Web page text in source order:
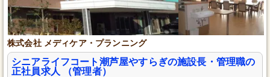
株式会社 メディケア・プランニング
シニアライフコート潮芦屋やすらぎの施設長・管理職の
正社員求人 （管理者）